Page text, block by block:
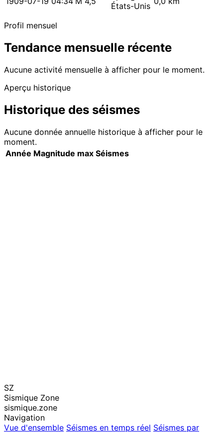
États-Unis
Profil mensuel
Tendance mensuelle récente
Aucune activité mensuelle à afficher pour le moment.
Aperçu historique
Historique des séismes
Aucune donnée annuelle historique à afficher pour le
moment.
Année Magnitude max Séismes
SZ
Sismique Zone
sismique.zone
Navigation
Vue d'ensemble Séismes en temps réel Séismes par